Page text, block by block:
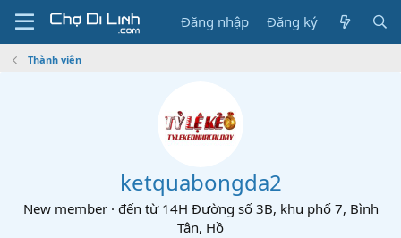
Đăng nhập Đăng ký
Thành viên
ketquabongda2
New member · đến từ 14H Đường số 3B, khu phố 7, Bình
Tân, Hồ